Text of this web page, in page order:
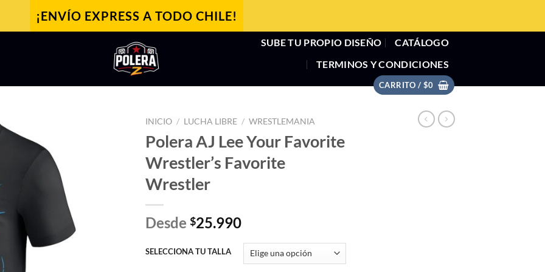
¡ENVÍO EXPRESS A TODO CHILE!
SUBE TU PROPIO DISEÑO
CATÁLOGO
TERMINOS Y CONDICIONES
CARRITO / $0
INICIO / LUCHA LIBRE / WRESTLEMANIA
Polera AJ Lee Your Favorite
Wrestler’s Favorite
Wrestler
Desde $25.990
SELECCIONA TU TALLA